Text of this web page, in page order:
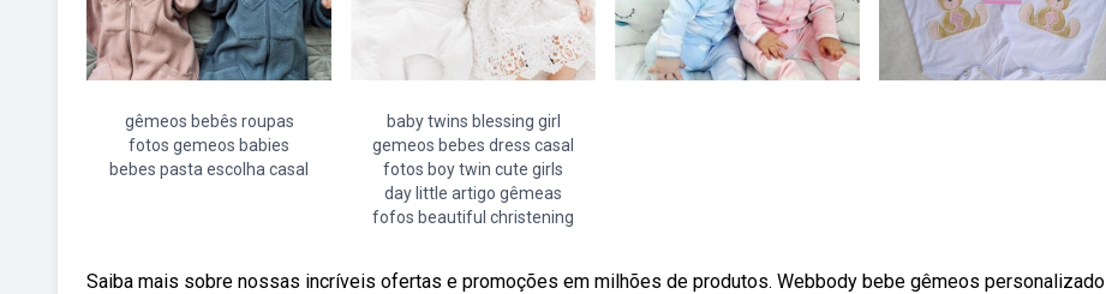
gêmeos bebês roupas
fotos gemeos babies
bebes pasta escolha casal
baby twins blessing girl
gemeos bebes dress casal
fotos boy twin cute girls
day little artigo gêmeas
fofos beautiful christening
Saiba mais sobre nossas incríveis ofertas e promoções em milhões de produtos. Webbody bebe gêmeos personalizado